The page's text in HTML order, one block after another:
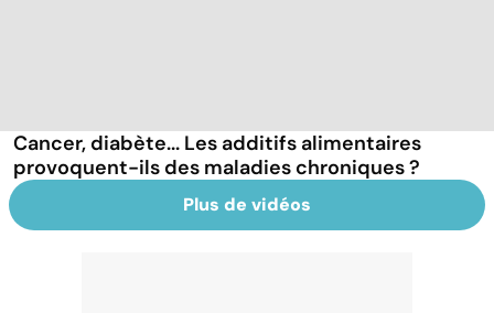
Cancer, diabète... Les additifs alimentaires
provoquent-ils des maladies chroniques ?
Plus de vidéos